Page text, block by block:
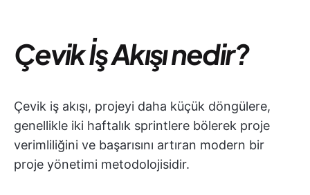
Çevik İş Akışı nedir?
Çevik iş akışı, projeyi daha küçük döngülere,
genellikle iki haftalık sprintlere bölerek proje
verimliliğini ve başarısını artıran modern bir
proje yönetimi metodolojisidir.